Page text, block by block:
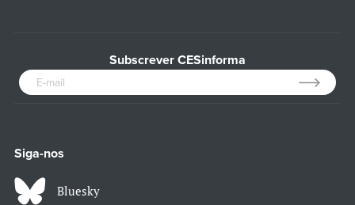
Subscrever CESinforma
Siga-nos
Bluesky